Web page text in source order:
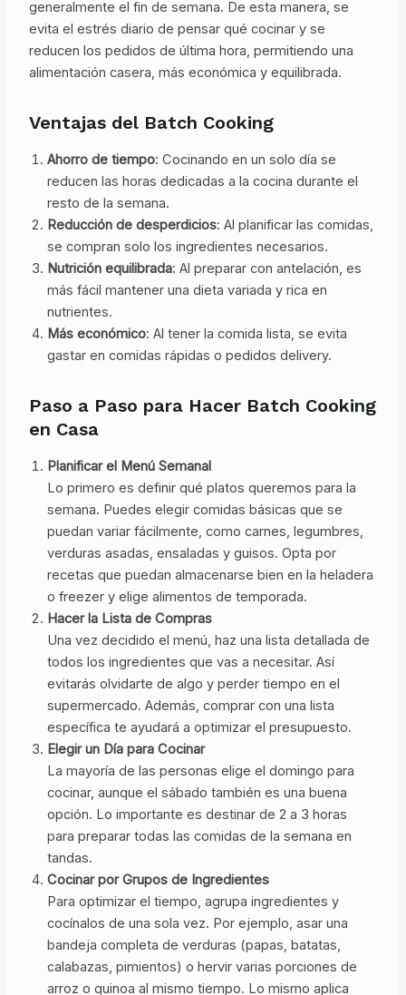
generalmente el fin de semana. De esta manera, se
evita el estrés diario de pensar qué cocinar y se
reducen los pedidos de última hora, permitiendo una
alimentación casera, más económica y equilibrada.
Ventajas del Batch Cooking
Ahorro de tiempo: Cocinando en un solo día se
reducen las horas dedicadas a la cocina durante el
resto de la semana.
Reducción de desperdicios: Al planificar las comidas,
se compran solo los ingredientes necesarios.
Nutrición equilibrada: Al preparar con antelación, es
más fácil mantener una dieta variada y rica en
nutrientes.
Más económico: Al tener la comida lista, se evita
gastar en comidas rápidas o pedidos delivery.
Paso a Paso para Hacer Batch Cooking
en Casa
Planificar el Menú Semanal
Lo primero es definir qué platos queremos para la
semana. Puedes elegir comidas básicas que se
puedan variar fácilmente, como carnes, legumbres,
verduras asadas, ensaladas y guisos. Opta por
recetas que puedan almacenarse bien en la heladera
o freezer y elige alimentos de temporada.
Hacer la Lista de Compras
Una vez decidido el menú, haz una lista detallada de
todos los ingredientes que vas a necesitar. Así
evitarás olvidarte de algo y perder tiempo en el
supermercado. Además, comprar con una lista
específica te ayudará a optimizar el presupuesto.
Elegir un Día para Cocinar
La mayoría de las personas elige el domingo para
cocinar, aunque el sábado también es una buena
opción. Lo importante es destinar de 2 a 3 horas
para preparar todas las comidas de la semana en
tandas.
Cocinar por Grupos de Ingredientes
Para optimizar el tiempo, agrupa ingredientes y
cocínalos de una sola vez. Por ejemplo, asar una
bandeja completa de verduras (papas, batatas,
calabazas, pimientos) o hervir varias porciones de
arroz o quinoa al mismo tiempo. Lo mismo aplica